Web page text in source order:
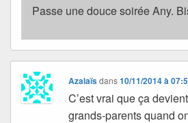
Passe une douce soirée Any.
Azalaïsdans10/11/2014 à
C’est vrai que ça
grands-parents quand